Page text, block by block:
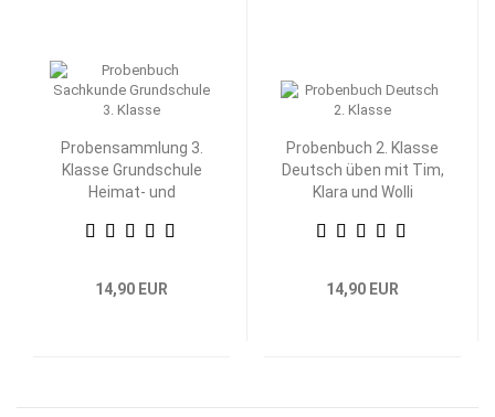
Probensammlung 3.
Klasse Grundschule
Heimat- und
14,90 EUR
Probenbuch 2. Klasse
Deutsch üben mit Tim,
Klara und Wolli
14,90 EUR